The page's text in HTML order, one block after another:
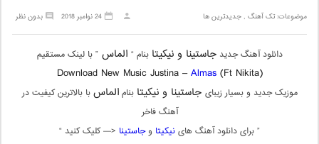
موضوعات:تک آهنگ ,جدیدترین ها بدون نظر 24 نوامبر 2018
دانلود آهنگ جدیدجاستینا و نیکیتا بنام “ الماس” با لینک مستقیم
Download New Music Justina –Almas(Ft Nikita)
موزیک جدید و بسیار زیبای جاستینا و نیکیتا بنامالماسبا بالاترین کیفیت در
آهنگ فاخر
” برای دانلود آهنگ هاینیکیتا وجاستینا <— کلیک کنید “